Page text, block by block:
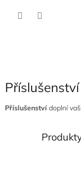
Příslušenství
Příslušenství doplní